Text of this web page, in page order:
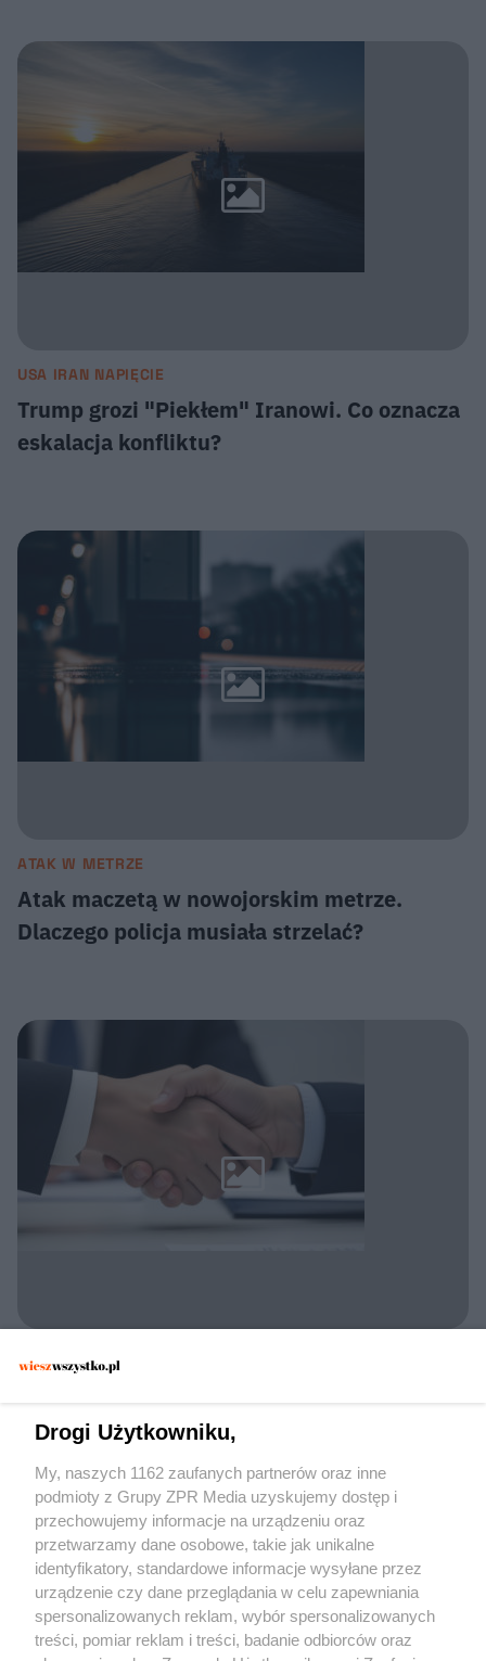
USA IRAN NAPIĘCIE
Trump grozi "Piekłem" Iranowi. Co oznacza
eskalacja konfliktu?
ATAK W METRZE
Atak maczetą w nowojorskim metrze.
Dlaczego policja musiała strzelać?
warunki stawia Ławrow?
Żaden utwór zamieszczony w serwisie nie może być powielany i
rozpowszechniany lub dalej rozpowszechniany w jakikolwiek sposób (w tym
Drogi Użytkowniku,
My, naszych 1162 zaufanych partnerów oraz inne
podmioty z Grupy ZPR Media uzyskujemy dostęp i
przechowujemy informacje na urządzeniu oraz
przetwarzamy dane osobowe, takie jak unikalne
identyfikatory, standardowe informacje wysyłane przez
urządzenie czy dane przeglądania w celu zapewniania
spersonalizowanych reklam, wybór spersonalizowanych
treści, pomiar reklam i treści, badanie odbiorców oraz